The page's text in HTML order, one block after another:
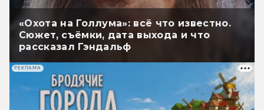
«Охота на Голлума»: всё что известно.
Сюжет, съёмки, дата выхода и что
рассказал Гэндальф
РЕКЛАМА